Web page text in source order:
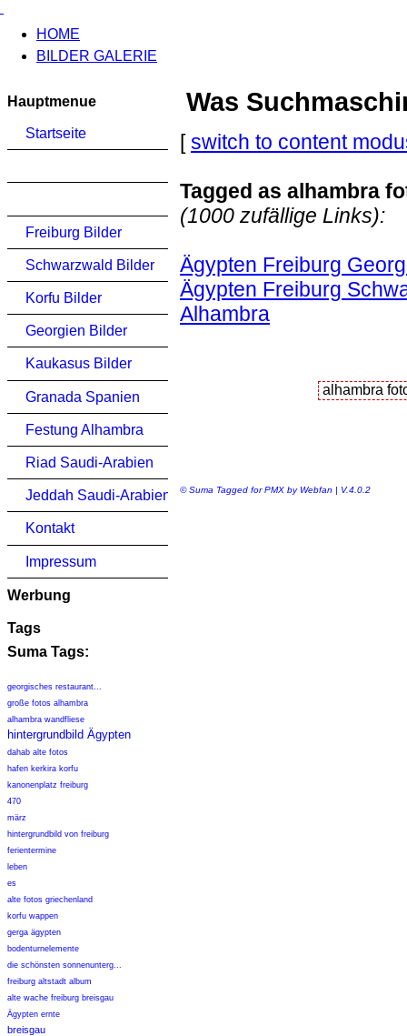
HOME
BILDER GALERIE
Hauptmenue
Startseite
Freiburg Bilder
Schwarzwald Bilder
Korfu Bilder
Georgien Bilder
Kaukasus Bilder
Granada Spanien
Festung Alhambra
Riad Saudi-Arabien
Jeddah Saudi-Arabien
Kontakt
Impressum
Werbung
Tags
Suma Tags:
georgisches restaurant...
große fotos alhambra
alhambra wandfliese
hintergrundbild Ägypten
dahab alte fotos
hafen kerkira korfu
kanonenplatz freiburg
470
märz
hintergrundbild von freiburg
ferientermine
leben
es
alte fotos griechenland
korfu wappen
gerga ägypten
bodenturnelemente
die schönsten sonnenunterg...
freiburg altstadt album
alte wache freiburg breisgau
Ägypten ernte
breisgau
Was
[switch to content
Tagged as alhambra
(1000 zufällige Links):
Ägypten Freiburg
Ägypten Freiburg
Alhambra
© Suma Tagged for PMX by Webfan | V.4.0.2